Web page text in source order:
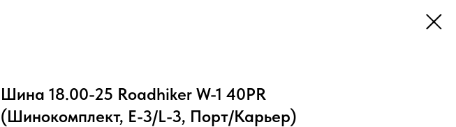
Шина 18.00-25 Roadhiker W-1 40PR
(Шинокомплект, E-3/L-3, Порт/Карьер)